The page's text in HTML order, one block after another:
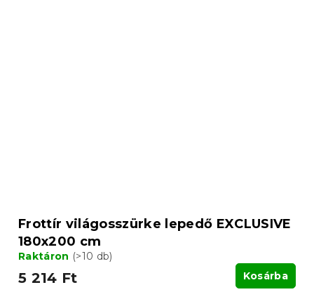
Frottír világosszürke lepedő EXCLUSIVE
180x200 cm
Raktáron (>10 db)
5 214 Ft Kosárba